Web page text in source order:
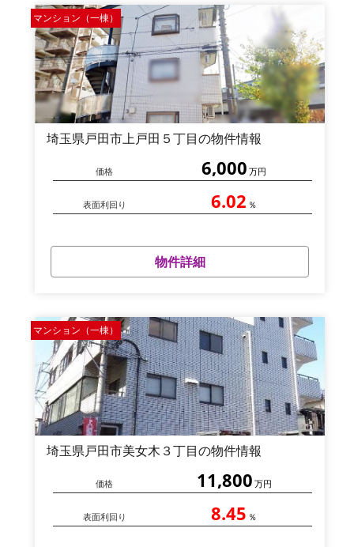
マンション（一棟）
埼玉県戸田市上戸田５丁目の物件情報
価格 6,000 万円
表面利回り 6.02 ％
物件詳細
マンション（一棟）
埼玉県戸田市美女木３丁目の物件情報
価格 11,800 万円
表面利回り 8.45 ％